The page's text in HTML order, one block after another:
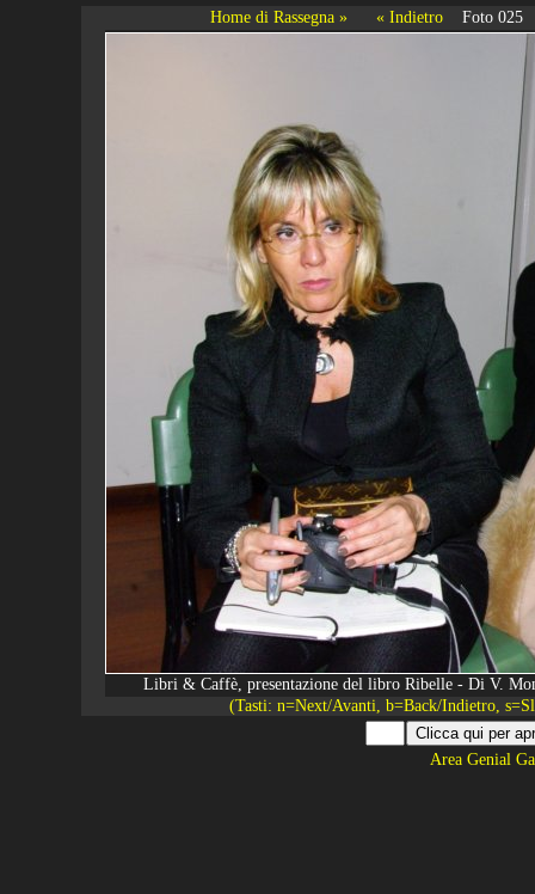
Home di Rassegna » « Indietro Foto 025
Libri & Caffè, presentazione del libro Ribelle - Di V.
(Tasti: n=Next/Avanti, b=Back/Indietro,
Area Genial